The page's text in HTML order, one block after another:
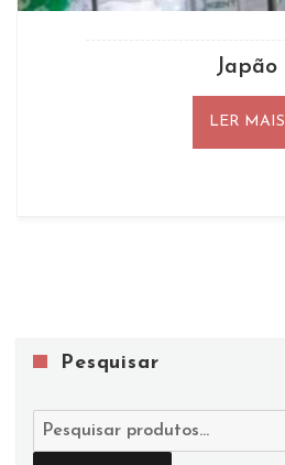
Japão
LER MAIS
Pesquisar
Pesquisar
por: